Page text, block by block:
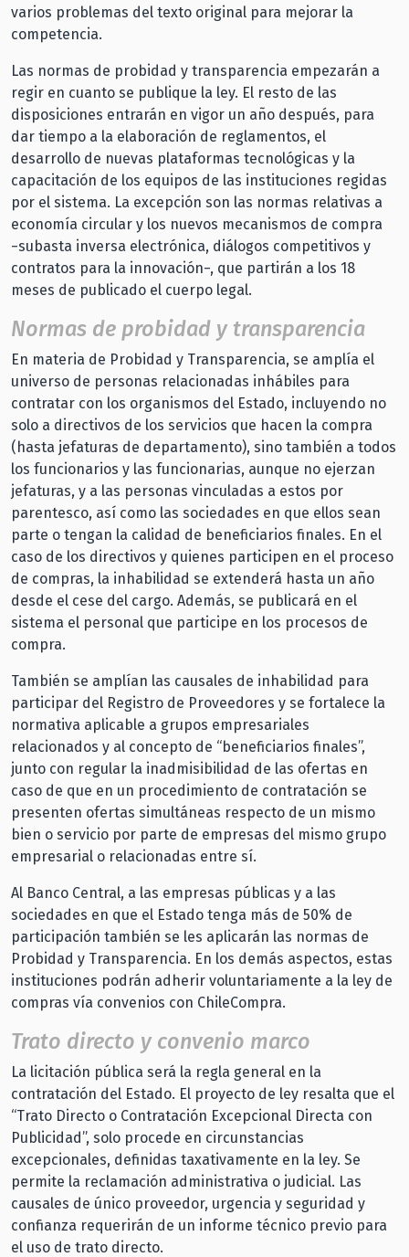
varios problemas del texto original para mejorar la
competencia.
Las normas de probidad y transparencia empezarán a
regir en cuanto se publique la ley. El resto de las
disposiciones entrarán en vigor un año después, para
dar tiempo a la elaboración de reglamentos, el
desarrollo de nuevas plataformas tecnológicas y la
capacitación de los equipos de las instituciones regidas
por el sistema. La excepción son las normas relativas a
economía circular y los nuevos mecanismos de compra
−subasta inversa electrónica, diálogos competitivos y
contratos para la innovación−, que partirán a los 18
meses de publicado el cuerpo legal.
Normas de probidad y transparencia
En materia de Probidad y Transparencia, se amplía el
universo de personas relacionadas inhábiles para
contratar con los organismos del Estado, incluyendo no
solo a directivos de los servicios que hacen la compra
(hasta jefaturas de departamento), sino también a todos
los funcionarios y las funcionarias, aunque no ejerzan
jefaturas, y a las personas vinculadas a estos por
parentesco, así como las sociedades en que ellos sean
parte o tengan la calidad de beneficiarios finales. En el
caso de los directivos y quienes participen en el proceso
de compras, la inhabilidad se extenderá hasta un año
desde el cese del cargo. Además, se publicará en el
sistema el personal que participe en los procesos de
compra.
También se amplían las causales de inhabilidad para
participar del Registro de Proveedores y se fortalece la
normativa aplicable a grupos empresariales
relacionados y al concepto de “beneficiarios finales”,
junto con regular la inadmisibilidad de las ofertas en
caso de que en un procedimiento de contratación se
presenten ofertas simultáneas respecto de un mismo
bien o servicio por parte de empresas del mismo grupo
empresarial o relacionadas entre sí.
Al Banco Central, a las empresas públicas y a las
sociedades en que el Estado tenga más de 50% de
participación también se les aplicarán las normas de
Probidad y Transparencia. En los demás aspectos, estas
instituciones podrán adherir voluntariamente a la ley de
compras vía convenios con ChileCompra.
Trato directo y convenio marco
La licitación pública será la regla general en la
contratación del Estado. El proyecto de ley resalta que el
“Trato Directo o Contratación Excepcional Directa con
Publicidad”, solo procede en circunstancias
excepcionales, definidas taxativamente en la ley. Se
permite la reclamación administrativa o judicial. Las
causales de único proveedor, urgencia y seguridad y
confianza requerirán de un informe técnico previo para
el uso de trato directo.